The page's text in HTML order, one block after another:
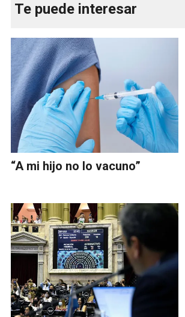
Te puede interesar
“A mi hijo no lo vacuno”